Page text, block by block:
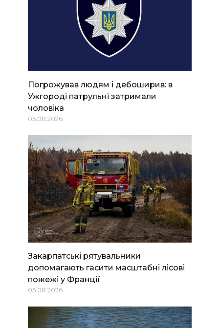
Погрожував людям і дебоширив: в
Ужгороді патрульні затримали
чоловіка
05.08.2026
Закарпатські рятувальники
допомагають гасити масштабні лісові
пожежі у Франції
05.08.2026